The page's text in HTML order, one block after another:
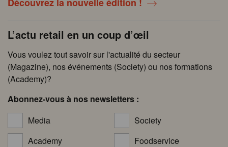
L’actu retail en un coup d’œil
Vous voulez tout savoir sur l'actualité du secteur
(Magazine), nos événements (Society) ou nos formations
(Academy)?
Abonnez-vous à nos newsletters :
Media
Society
Academy
Foodservice